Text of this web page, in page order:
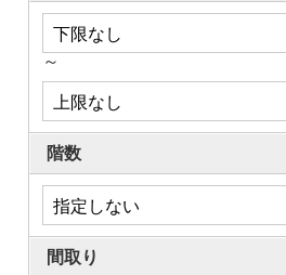
～
階数
間取り